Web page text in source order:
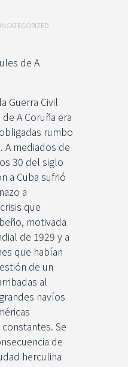
de A
Guerra Civil
A Coruña era
rumbo
A mediados de
30 del siglo
a Cuba sufrió
a
que
motivada
de 1929 y a
que habían
de un
al
navíos
Se
de
herculina